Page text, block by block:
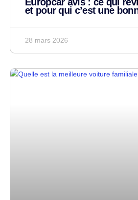
et pour qui c’est une
28 mars 2026